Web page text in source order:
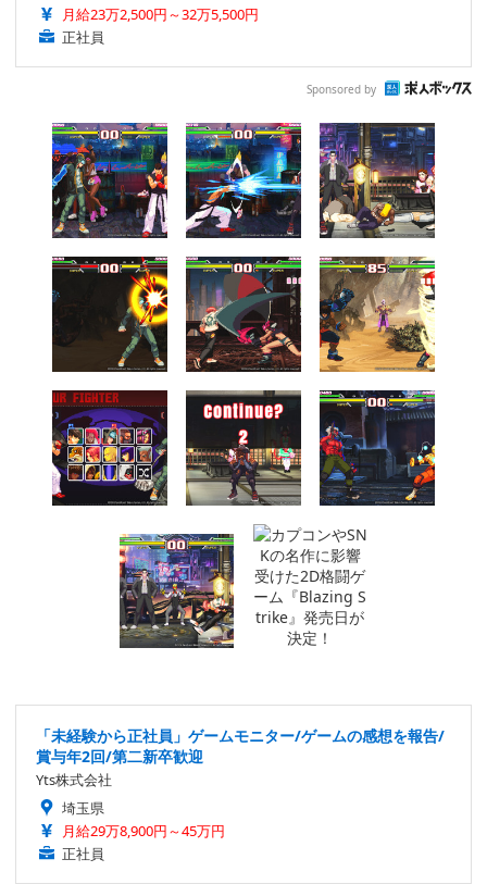
月給23万2,500円～32万5,500円
正社員
Sponsored by
「未経験から正社員」ゲームモニター/ゲームの感想を報告/
賞与年2回/第二新卒歓迎
Yts株式会社
埼玉県
月給29万8,900円～45万円
正社員